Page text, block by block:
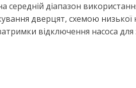
діапазон
дверцят, схемою низької
відключення насоса